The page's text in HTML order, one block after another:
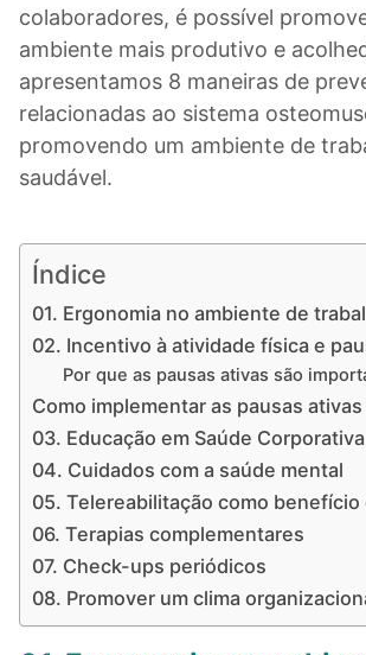
colaboradores, é possível
ambiente mais produtivo e
apresentamos 8 maneiras de
relacionadas ao sistema
promovendo um ambiente de
saudável.
Índice
01. Ergonomia no ambiente de
02. Incentivo à atividade física e
Por que as pausas ativas são
Como implementar as pausas
03. Educação em Saúde Corporativa
04. Cuidados com a saúde mental
05. Telereabilitação como
06. Terapias complementares
07. Check-ups periódicos
08. Promover um clima